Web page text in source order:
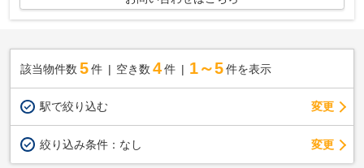
該当物件数 5件 空き数 4 件 1～5 件を表示
駅で絞り込む 変更
絞り込み条件： なし 変更